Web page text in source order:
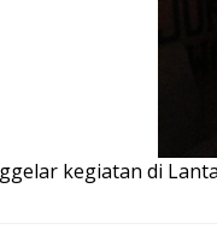
kegiatan di